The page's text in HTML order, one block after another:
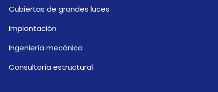
Cubiertas de grandes luces
Implantación
Ingeniería mecánica
Consultoría estructural